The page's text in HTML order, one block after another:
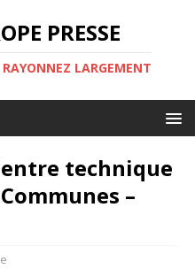
PRESSE
LARGEMENT
technique
–